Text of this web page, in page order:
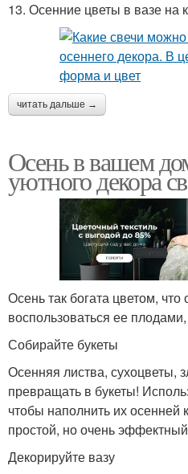
13. Осенние цветы в вазе на
читать дальше →
Осень в вашем
уютного декора
Осень так богата цветом,
воспользоваться ее
Собирайте букеты
Осенняя листва, сухоцветы,
превращать в букеты!
чтобы наполнить их осенней
простой, но очень
Декорируйте вазу